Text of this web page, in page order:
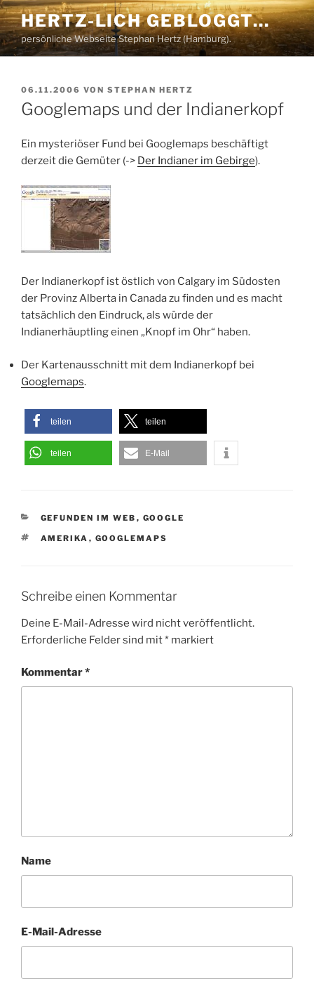
Zum
Inhalt
springen
HERTZ-LICH GEBLOGGT…
persönliche Webseite Stephan Hertz (Hamburg).
VERÖFFENTLICHT
AM
06.11.2006 VON STEPHAN HERTZ
Googlemaps und der Indianerkopf
Ein mysteriöser Fund bei Googlemaps beschäftigt
derzeit die Gemüter (-> Der Indianer im Gebirge).
Der Indianerkopf ist östlich von Calgary im Südosten
der Provinz Alberta in Canada zu finden und es macht
tatsächlich den Eindruck, als würde der
Indianerhäuptling einen „Knopf im Ohr“ haben.
Der Kartenausschnitt mit dem Indianerkopf bei
Googlemaps.
teilen teilen
teilen E-Mail
KATEGORIEN
GEFUNDEN IM WEB , GOOGLE
SCHLAGWÖRTER
AMERIKA , GOOGLEMAPS
Schreibe einen Kommentar
Deine E-Mail-Adresse wird nicht veröffentlicht.
Erforderliche Felder sind mit* markiert
Kommentar*
Name
E-Mail-Adresse